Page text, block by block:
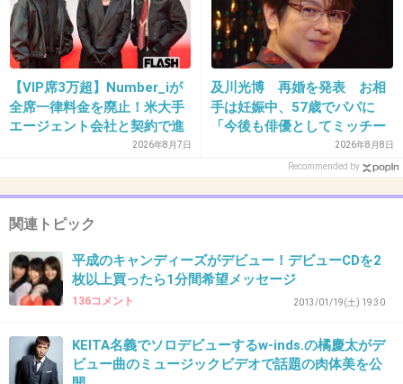
出典：image.news.livedoor.com
+98 -1
2013/09/21(土) 00:15:50
美味しそうやし、レシピの生い立ちの書き方が
可愛い
大阪のおばさんみたい
【VIP席3万超】Number_iが
全席一律料金を廃止！米大手
エージェント会社と契約で進
2026年8月7日
及川光博 再婚を発表 お相
手は妊娠中、57歳でパパに
「今後も俳優としてミッチー
2026年8月8日
Recommended by
関連トピック
平成のキャンディーズがデビュー！デビューCDを2
枚以上買ったら1分間希望メッセージ
136コメント 2013/01/19(土) 19:30
KEITA名義でソロデビューするw-inds.の橘慶太がデ
ビュー曲のミュージックビデオで話題の肉体美を公